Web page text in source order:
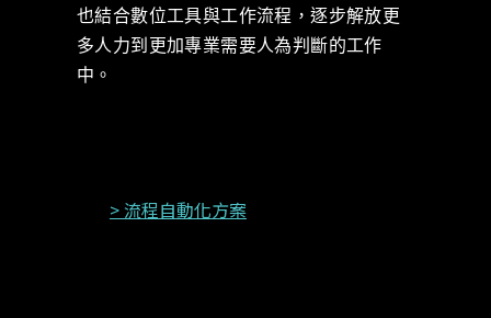
也結合數位工具與工作流程，逐步解放更
多人力到更加專業需要人為判斷的工作
中。
> 流程自動化方案